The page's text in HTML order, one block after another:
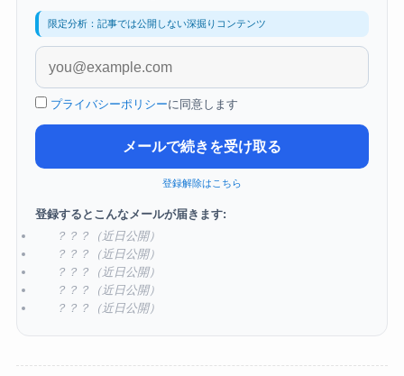
限定分析：記事では公開しない深掘りコンテンツ
プライバシーポリシーに同意します
メールで続きを受け取る
登録解除はこちら
登録するとこんなメールが届きます:
？？？（近日公開）
？？？（近日公開）
？？？（近日公開）
？？？（近日公開）
？？？（近日公開）